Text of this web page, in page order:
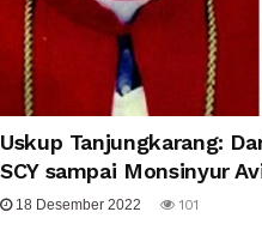
Uskup Tanjungkarang:
SCY sampai Monsinyur
18 Desember 2022 101